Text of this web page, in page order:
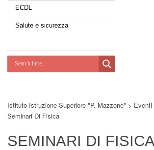
Lab Green
Potenziamoci
ECDL
Salute e sicurezza
Istituto Istruzione Superiore "P. Mazzone" >
Seminari Di Fisica
SEMINARI DI FISICA